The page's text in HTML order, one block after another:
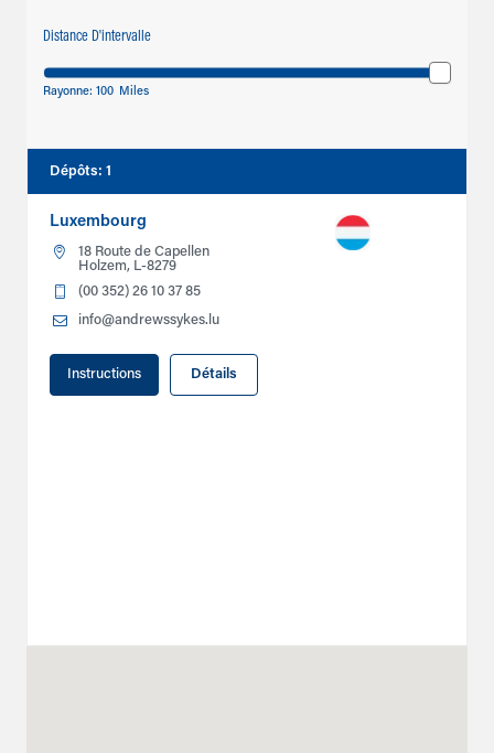
Distance D'intervalle
Rayonne: 100 Miles
Dépôts: 1
Luxembourg
18 Route de Capellen
Holzem, L-8279
(00 352) 26 10 37 85
info@andrewssykes.lu
Instructions Détails